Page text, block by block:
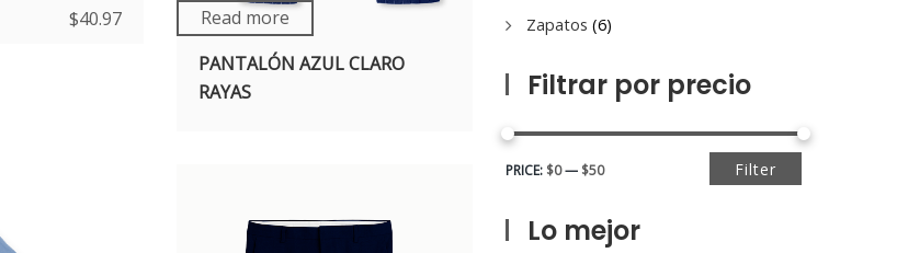
Zapatos (6)
Filtrar por precio
Filter
PRICE: $0— $50
Lo mejor
$40.97
Read more
PANTALÓN AZUL CLARO
RAYAS